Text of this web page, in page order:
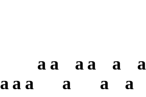
a
a
a